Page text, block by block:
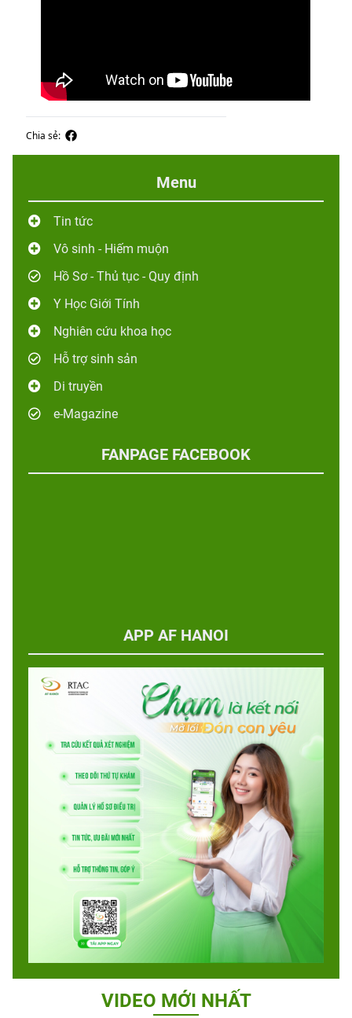
Chia sẻ:
Menu
Tin tức
Vô sinh - Hiếm muộn
Hồ Sơ - Thủ tục - Quy định
Y Học Giới Tính
Nghiên cứu khoa học
Hỗ trợ sinh sản
Di truyền
e-Magazine
FANPAGE FACEBOOK
APP AF HANOI
VIDEO MỚI NHẤT